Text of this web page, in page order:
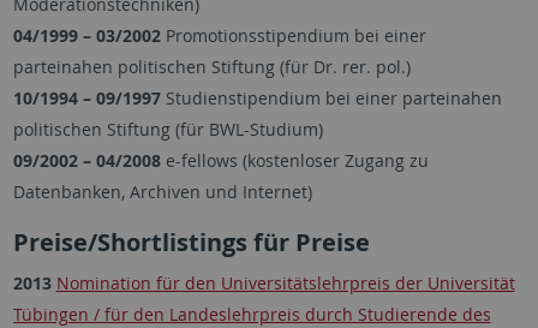
04/1999– 03/2002Promotionsstipendium bei einer
parteinahen politischen Stiftung (für Dr. rer. pol.)
10/1994– 09/1997Studienstipendium bei einer parteinahen
politischen Stiftung (für BWL-Studium)
09/2002 – 04/2008e-fellows (kostenloser Zugang zu
Datenbanken, Archiven und Internet)
Preise/Shortlistings für Preise
2013 Nomination für den Universitätslehrpreis der Universität
Tübingen / für den Landeslehrpreis durch Studierende des